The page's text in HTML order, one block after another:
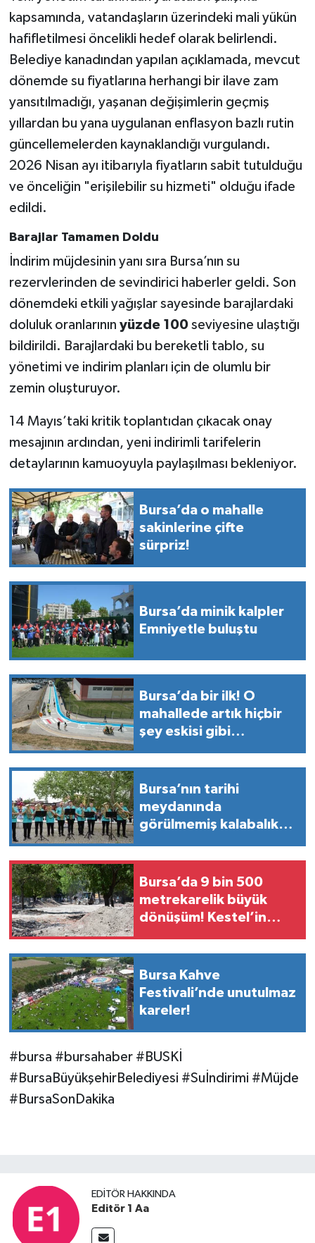
kapsamında, vatandaşların üzerindeki mali yükün
hafifletilmesi öncelikli hedef olarak belirlendi.
Belediye kanadından yapılan açıklamada, mevcut
dönemde su fiyatlarına herhangi bir ilave zam
yansıtılmadığı, yaşanan değişimlerin geçmiş
yıllardan bu yana uygulanan enflasyon bazlı rutin
güncellemelerden kaynaklandığı vurgulandı.
2026 Nisan ayı itibarıyla fiyatların sabit tutulduğu
ve önceliğin "erişilebilir su hizmeti" olduğu ifade
edildi.
Barajlar Tamamen Doldu
İndirim müjdesinin yanı sıra Bursa’nın su
rezervlerinden de sevindirici haberler geldi. Son
dönemdeki etkili yağışlar sayesinde barajlardaki
doluluk oranlarının yüzde 100seviyesine ulaştığı
bildirildi. Barajlardaki bu bereketli tablo, su
yönetimi ve indirim planları için de olumlu bir
zemin oluşturuyor.
14 Mayıs’taki kritik toplantıdan çıkacak onay
mesajının ardından, yeni indirimli tarifelerin
detaylarının kamuoyuyla paylaşılması bekleniyor.
Bursa’da o mahalle
sakinlerine çifte
sürpriz!
Bursa’da minik kalpler
Emniyetle buluştu
Bursa’da bir ilk! O
mahallede artık hiçbir
şey eskisi gibi
Bursa’nın tarihi
meydanında
görülmemiş kalabalık
Bursa’da 9 bin 500
metrekarelik büyük
dönüşüm! Kestel’in
yenileniyor
Bursa Kahve
Festivali’nde unutulmaz
kareler!
#bursa #bursahaber #BUSKİ
#BursaBüyükşehirBelediyesi #Suİndirimi #Müjde
#BursaSonDakika
EDITÖR HAKKINDA
Editör 1 Aa